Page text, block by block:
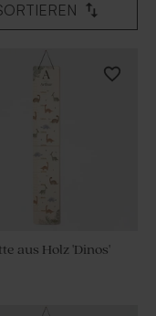
aus Holz 'Dinos'